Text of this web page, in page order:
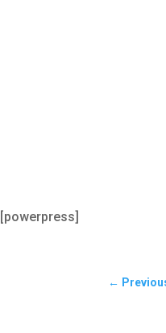
[powerpress]
←